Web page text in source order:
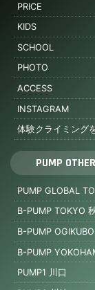
PRICE
KIDS
SCHOOL
PHOTO
ACCESS
INSTAGRAM
体験クライミング
PUMP
PUMP GLOBAL
B-PUMP TOKYO
B-PUMP
B-PUMP
PUMP1 川口